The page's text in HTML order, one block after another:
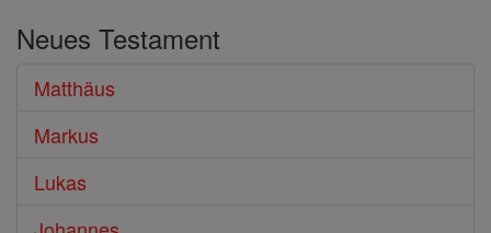
Bibel
Neues Testament
Matthäus
Markus
Lukas